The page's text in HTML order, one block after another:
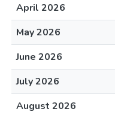
April 2026
May 2026
June 2026
July 2026
August 2026